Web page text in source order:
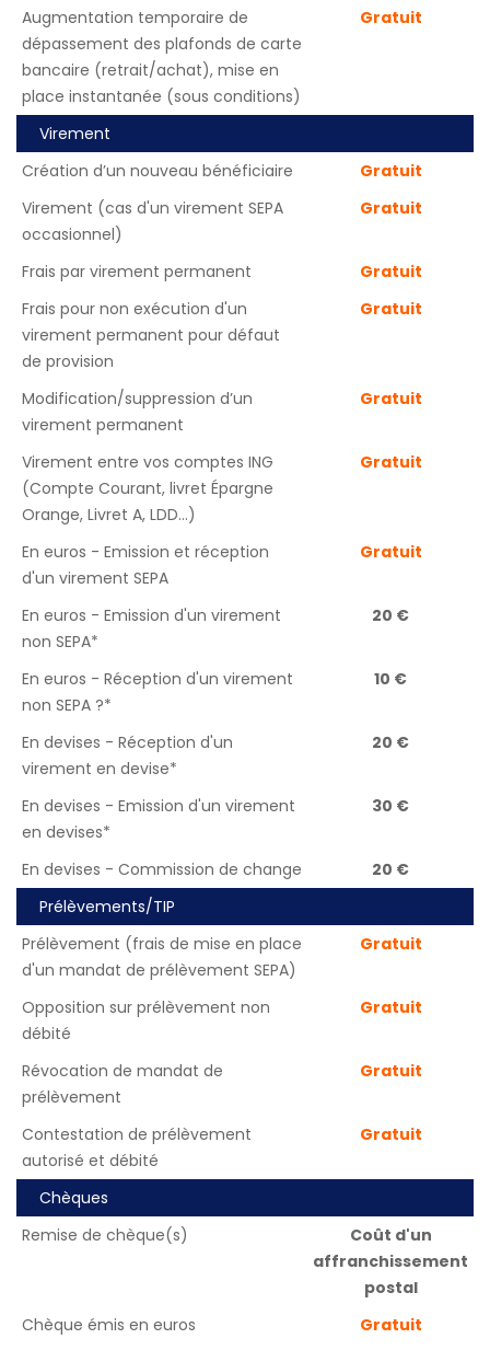
Augmentation temporaire de
dépassement des plafonds de carte
bancaire (retrait/achat), mise en
place instantanée (sous conditions)
Gratuit
Virement
Création d’un nouveau bénéficiaire
Gratuit
Virement (cas d'un virement SEPA
occasionnel)
Gratuit
Frais par virement permanent
Gratuit
Frais pour non exécution d'un
virement permanent pour défaut
de provision
Gratuit
Modification/suppression d’un
virement permanent
Gratuit
Virement entre vos comptes ING
(Compte Courant, livret Épargne
Orange, Livret A, LDD…)
Gratuit
En euros - Emission et réception
d'un virement SEPA
Gratuit
En euros - Emission d'un virement
non SEPA*
20 €
En euros - Réception d'un virement
non SEPA ?*
10 €
En devises - Réception d'un
virement en devise*
20 €
En devises - Emission d'un virement
en devises*
30 €
En devises - Commission de change
20 €
Prélèvements/TIP
Prélèvement (frais de mise en place
d'un mandat de prélèvement SEPA)
Gratuit
Opposition sur prélèvement non
débité
Gratuit
Révocation de mandat de
prélèvement
Gratuit
Contestation de prélèvement
autorisé et débité
Gratuit
Chèques
Remise de chèque(s)
Coût d'un
affranchissement
postal
Chèque émis en euros
Gratuit